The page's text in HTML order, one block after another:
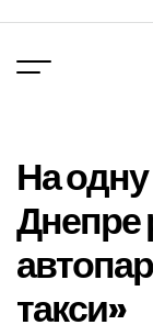
вмісту
На
Днепре
такси»